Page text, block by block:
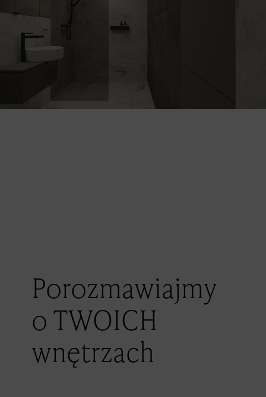
Porozmawiajmy
o TWOICH
wnętrzach